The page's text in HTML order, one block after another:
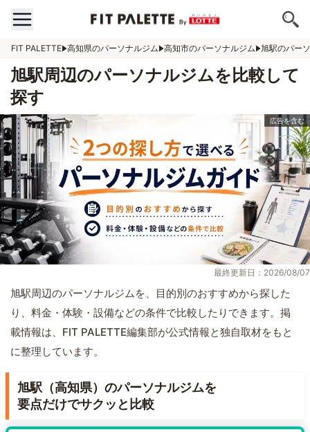
FIT PALETTE 高知県のパーソナルジム 高知市のパーソナルジム 旭駅のパー
旭駅周辺のパーソナルジムを比較して
探す
最終更新日：2026/08/07
旭駅周辺のパーソナルジムを、目的別のおすすめから探した
り、料金・体験・設備などの条件で比較したりできます。掲
載情報は、FIT PALETTE編集部が公式情報と独自取材をもと
に整理しています。
旭駅（高知県）のパーソナルジムを
要点だけでサクッと比較